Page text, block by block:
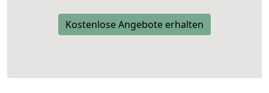
Kostenlose Angebote erhalten